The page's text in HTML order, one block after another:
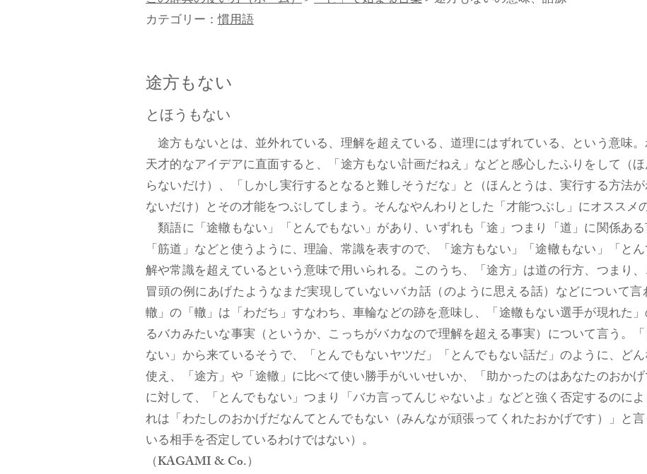
カテゴリー：慣用語
​途方もない
とほうもない
途方もないとは、並外れている、理解を超えている、道理にはずれている、という意味
天才的なアイデアに直面すると、「途方もない計画だねえ」などと感心したふりをして（
らないだけ）、「しかし実行するとなると難しそうだな」と（ほんとうは、実行する方法
ないだけ）とその才能をつぶしてしまう。そんなやんわりとした「才能つぶし」にオススメ
類語に「途轍もない」「とんでもない」があり、いずれも「途」つまり「道」に関係あ
「筋道」などと使うように、理論、常識を表すので、「途方もない」「途轍もない」「と
解や常識を超えているという意味で用いられる。このうち、「途方」は道の行方、つまり、
冒頭の例にあげたようなまだ実現していないバカ話（のように思える話）などについて
轍」の「轍」は「わだち」すなわち、車輪などの跡を意味し、「途轍もない選手が現れた
るバカみたいな事実（というか、こっちがバカなので理解を超える事実）について言う。
ない」から来ているそうで、「とんでもないヤツだ」「とんでもない話だ」のように、ど
使え、「途方」や「途轍」に比べて使い勝手がいいせいか、「助かったのはあなたのおか
に対して、「とんでもない」つまり「バカ言ってんじゃないよ」などと強く否定するのに
れは「わたしのおかげだなんてとんでもない（みんなが頑張ってくれたおかげです）」と
いる相手を否定しているわけではない）。
（KAGAMI & Co.）